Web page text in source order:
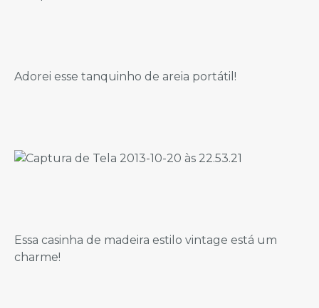
Adorei esse tanquinho de areia portátil!
Essa casinha de madeira estilo vintage está um
charme!